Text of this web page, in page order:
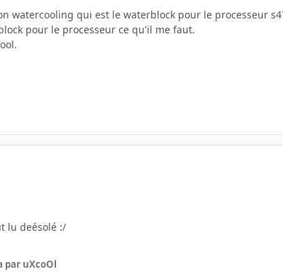
watercooling qui est le waterblock pour le processeur
pour le processeur ce qu'il me faut.
lu deésolé :/
par uXcoOl